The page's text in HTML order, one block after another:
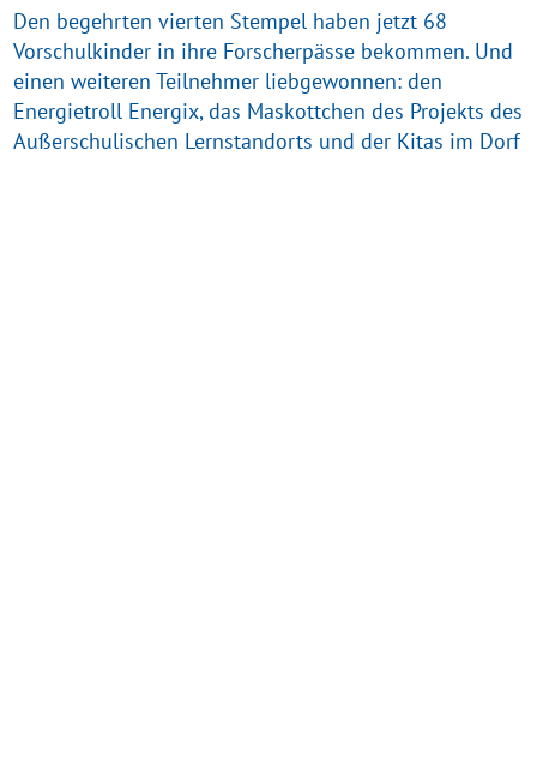
Den begehrten vierten Stempel haben jetzt 68
Vorschulkinder in ihre Forscherpässe bekommen. Und
einen weiteren Teilnehmer liebgewonnen: den
Energietroll Energix, das Maskottchen des Projekts des
Außerschulischen Lernstandorts und der Kitas im Dorf